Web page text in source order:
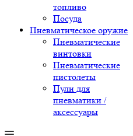
топливо
Посуда
Пневматическое оружие
Пневматические
винтовки
Пневматические
пистолеты
Пули для
пневматики /
аксессуары